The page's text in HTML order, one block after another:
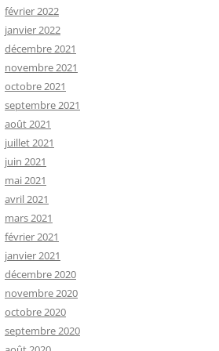
février 2022
janvier 2022
décembre 2021
novembre 2021
octobre 2021
septembre 2021
août 2021
juillet 2021
juin 2021
mai 2021
avril 2021
mars 2021
février 2021
janvier 2021
décembre 2020
novembre 2020
octobre 2020
septembre 2020